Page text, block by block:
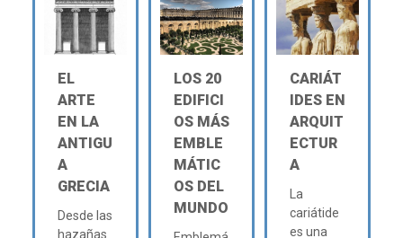
EL
ARTE
EN LA
ANTIGU
A
GRECIA
Desde las
hazañas
LOS 20
EDIFICI
OS MÁS
EMBLE
MÁTIC
OS DEL
MUNDO
CARIÁT
IDES EN
ARQUIT
ECTUR
A
La
cariátide
es una